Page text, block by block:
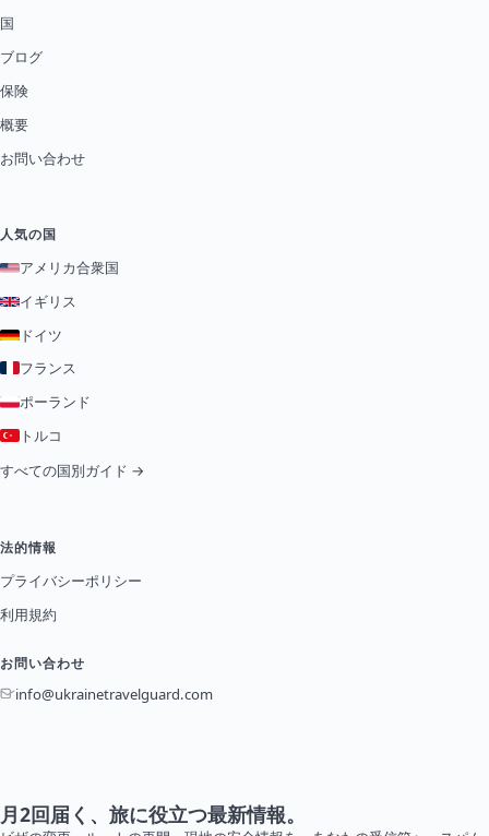
国
ブログ
保険
概要
お問い合わせ
人気の国
アメリカ合衆国
イギリス
ドイツ
フランス
ポーランド
トルコ
すべての国別ガイド →
法的情報
プライバシーポリシー
利用規約
お問い合わせ
info@ukrainetravelguard.com
月2回届く、旅に役立つ最新情報。